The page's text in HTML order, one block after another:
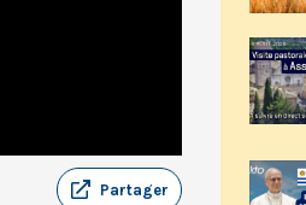
Partager